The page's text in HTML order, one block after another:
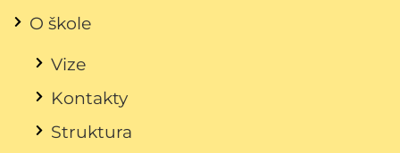
O škole
Vize
Kontakty
Struktura